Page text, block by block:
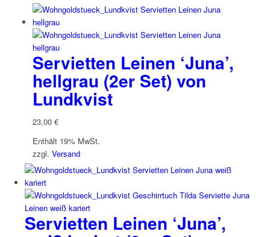
Servietten Leinen ‘Juna’,
hellgrau (2er Set) von
Lundkvist
23,00 €
Enthält 19% MwSt.
zzgl. Versand
Servietten Leinen ‘Juna’,